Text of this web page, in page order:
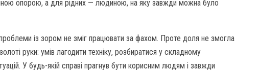
опорою, а для рідних — людиною, на яку завжди можна було
із зором не зміг працювати за фахом. Проте доля не змогла
руки: умів лагодити техніку, розбиратися у складному
У будь-якій справі прагнув бути корисним людям і завжди